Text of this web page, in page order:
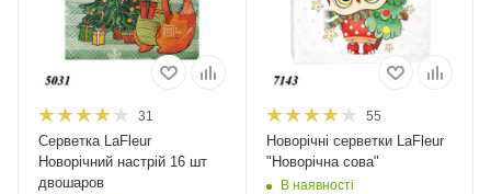
31
Серветка LaFleur
Новорічний настрій 16 шт
двошаров
55
Новорічні серветки LaFleur
"Новорічна сова"
В наявності